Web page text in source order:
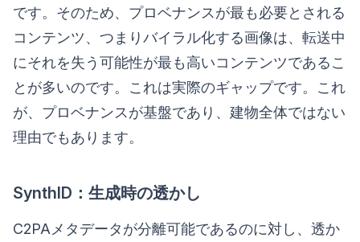
です。そのため、プロベナンスが最も必要とされる
コンテンツ、つまりバイラル化する画像は、転送中
にそれを失う可能性が最も高いコンテンツであるこ
とが多いのです。これは実際のギャップです。これ
が、プロベナンスが基盤であり、建物全体ではない
理由でもあります。
SynthID：生成時の透かし
C2PAメタデータが分離可能であるのに対し、透か